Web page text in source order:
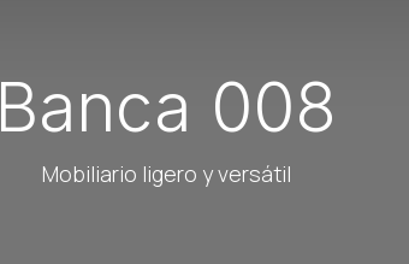
Banca 008
Mobiliario ligero y versátil